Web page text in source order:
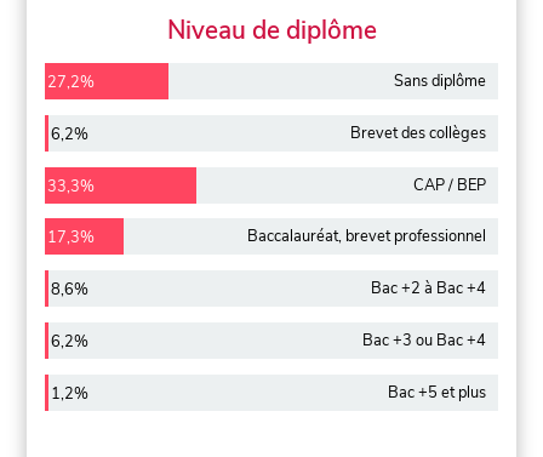
Niveau de diplôme
27,2% Sans diplôme
6,2% Brevet des collèges
33,3% CAP / BEP
17,3% Baccalauréat, brevet professionnel
8,6% Bac +2 à Bac +4
6,2% Bac +3 ou Bac +4
1,2% Bac +5 et plus